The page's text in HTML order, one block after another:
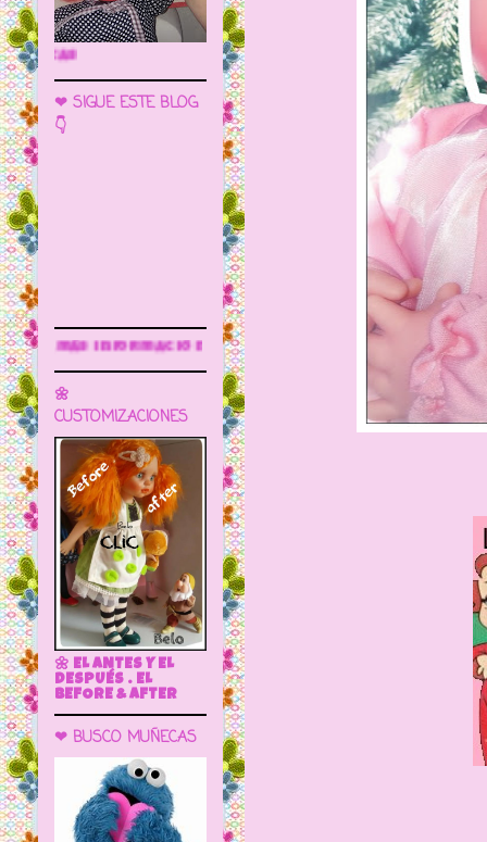
🌼 LA CUEVA DE LAS MUÑECAS
❤ SIGUE ESTE BLOG
👇
Sigue este blog para más
🌼
CUSTOMIZACIONES
🌼 EL ANTES Y EL
DESPUÉS . EL
BEFORE & AFTER
❤ BUSCO MUÑECAS